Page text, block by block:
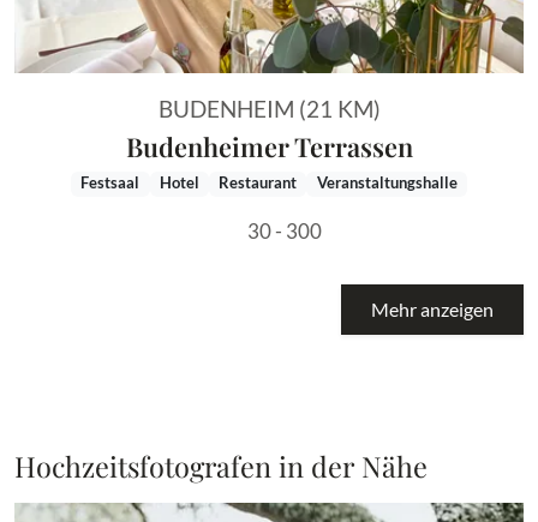
BUDENHEIM (21 KM)
Budenheimer Terrassen
Festsaal Hotel Restaurant Veranstaltungshalle
30 - 300
Mehr anzeigen
Hochzeitsfotografen in der Nähe